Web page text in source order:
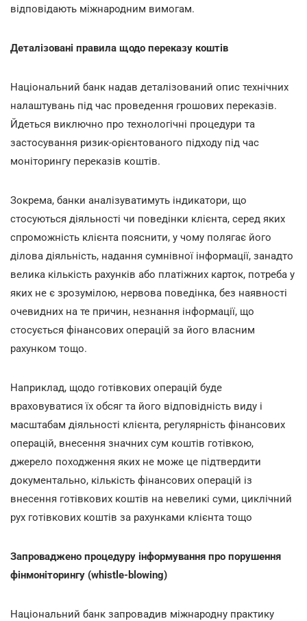
відповідають міжнародним вимогам.
Деталізовані правила щодо переказу коштів
Національний банк надав деталізований опис технічних
налаштувань під час проведення грошових переказів.
Йдеться виключно про технологічні процедури та
застосування ризик-орієнтованого підходу під час
моніторингу переказів коштів.
Зокрема, банки аналізуватимуть індикатори, що
стосуються діяльності чи поведінки клієнта, серед яких
спроможність клієнта пояснити, у чому полягає його
ділова діяльність, надання сумнівної інформації, занадто
велика кількість рахунків або платіжних карток, потреба у
яких не є зрозумілою, нервова поведінка, без наявності
очевидних на те причин, незнання інформації, що
стосується фінансових операцій за його власним
рахунком тощо.
Наприклад, щодо готівкових операцій буде
враховуватися їх обсяг та його відповідність виду і
масштабам діяльності клієнта, регулярність фінансових
операцій, внесення значних сум коштів готівкою,
джерело походження яких не може це підтвердити
документально, кількість фінансових операцій із
внесення готівкових коштів на невеликі суми, циклічний
рух готівкових коштів за рахунками клієнта тощо
Запроваджено процедуру інформування про порушення
фінмоніторингу (whistle-blowing)
Національний банк запровадив міжнародну практику